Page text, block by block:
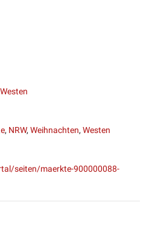
Westen
, NRW, Weihnachten, Westen
seiten/maerkte-900000088-